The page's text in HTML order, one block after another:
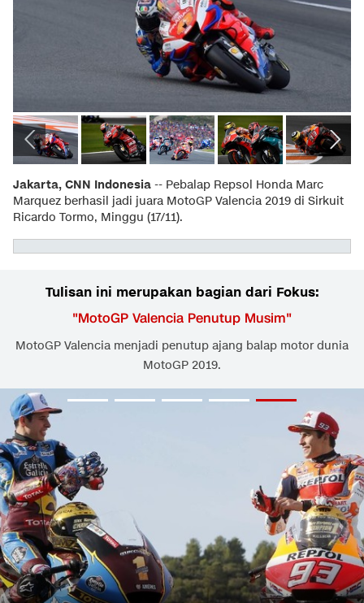
Jakarta, CNN Indonesia -- Pebalap Repsol Honda Marc
Marquez berhasil jadi juara MotoGP Valencia 2019 di Sirkuit
Ricardo Tormo, Minggu (17/11).
Tulisan ini merupakan bagian dari Fokus:
"MotoGP Valencia Penutup Musim"
MotoGP Valencia menjadi penutup ajang balap motor dunia
MotoGP 2019.